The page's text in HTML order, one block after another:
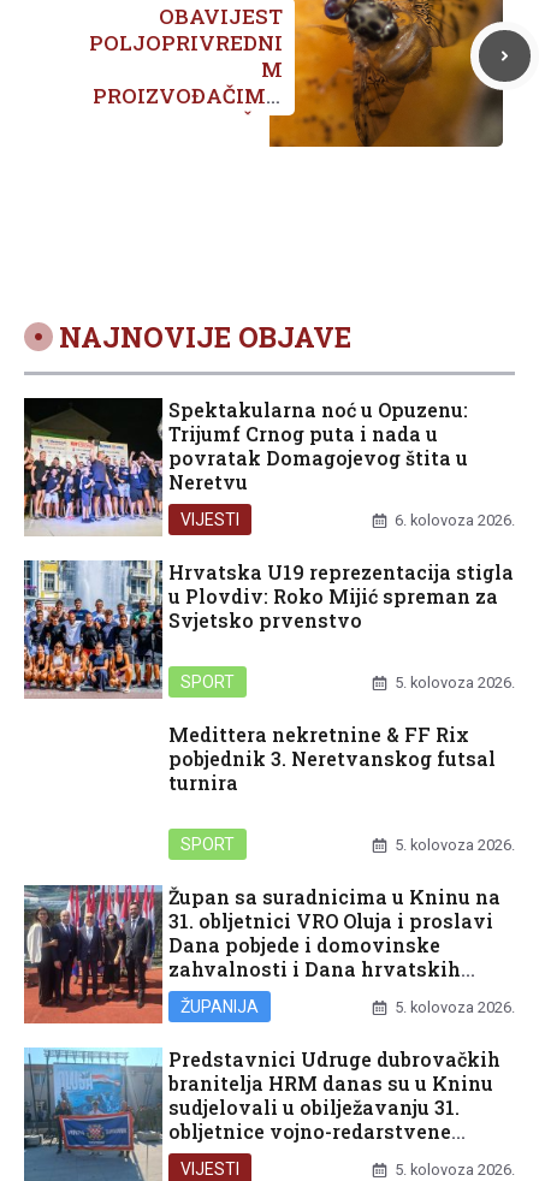
OBAVIJEST
POLJOPRIVREDNI
M
PROIZVOĐAČIMA
S PODRUČJA
GRADA
NAJNOVIJE OBJAVE
Spektakularna noć u Opuzenu:
Trijumf Crnog puta i nada u
povratak Domagojevog štita u
Neretvu
VIJESTI 6. kolovoza 2026.
Hrvatska U19 reprezentacija stigla
u Plovdiv: Roko Mijić spreman za
Svjetsko prvenstvo
SPORT 5. kolovoza 2026.
Medittera nekretnine & FF Rix
pobjednik 3. Neretvanskog futsal
turnira
SPORT 5. kolovoza 2026.
Župan sa suradnicima u Kninu na
31. obljetnici VRO Oluja i proslavi
Dana pobjede i domovinske
zahvalnosti i Dana hrvatskih
branitelja
ŽUPANIJA 5. kolovoza 2026.
Predstavnici Udruge dubrovačkih
branitelja HRM danas su u Kninu
sudjelovali u obilježavanju 31.
obljetnice vojno-redarstvene
operacije Oluja
VIJESTI 5. kolovoza 2026.